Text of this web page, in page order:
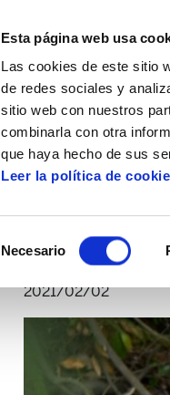
Esta página web usa
Las cookies de este sitio
de redes sociales y
sitio web con nuestros
combinarla con otra
que haya hecho de sus
Leer la política de
Necesario
#Kafekistan/
2021/02/02